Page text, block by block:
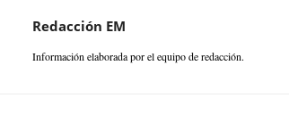
Redacción EM
Información elaborada por el equipo de redacción.